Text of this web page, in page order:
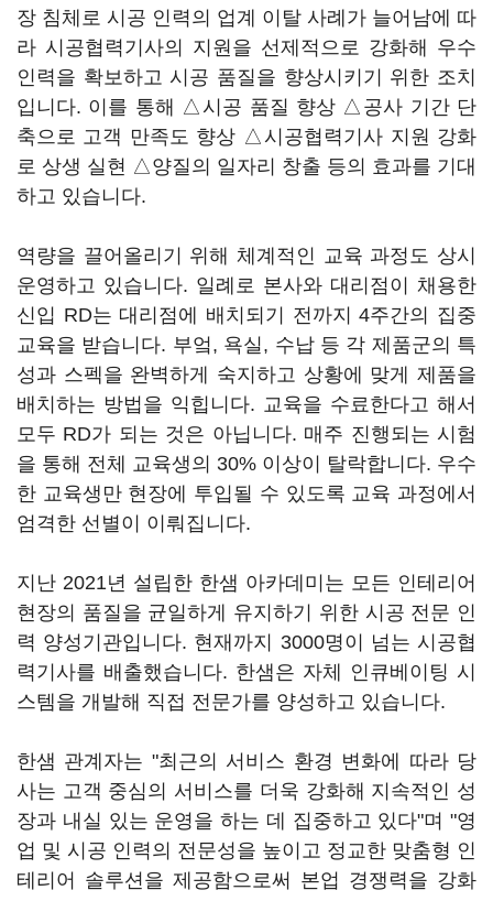
장 침체로 시공 인력의 업계 이탈 사례가 늘어남에 따
라 시공협력기사의 지원을 선제적으로 강화해 우수
인력을 확보하고 시공 품질을 향상시키기 위한 조치
입니다. 이를 통해 △시공 품질 향상 △공사 기간 단
축으로 고객 만족도 향상 △시공협력기사 지원 강화
로 상생 실현 △양질의 일자리 창출 등의 효과를 기대
하고 있습니다.
역량을 끌어올리기 위해 체계적인 교육 과정도 상시
운영하고 있습니다. 일례로 본사와 대리점이 채용한
신입 RD는 대리점에 배치되기 전까지 4주간의 집중
교육을 받습니다. 부엌, 욕실, 수납 등 각 제품군의 특
성과 스펙을 완벽하게 숙지하고 상황에 맞게 제품을
배치하는 방법을 익힙니다. 교육을 수료한다고 해서
모두 RD가 되는 것은 아닙니다. 매주 진행되는 시험
을 통해 전체 교육생의 30% 이상이 탈락합니다. 우수
한 교육생만 현장에 투입될 수 있도록 교육 과정에서
엄격한 선별이 이뤄집니다.
지난 2021년 설립한 한샘 아카데미는 모든 인테리어
현장의 품질을 균일하게 유지하기 위한 시공 전문 인
력 양성기관입니다. 현재까지 3000명이 넘는 시공협
력기사를 배출했습니다. 한샘은 자체 인큐베이팅 시
스템을 개발해 직접 전문가를 양성하고 있습니다.
한샘 관계자는 "최근의 서비스 환경 변화에 따라 당
사는 고객 중심의 서비스를 더욱 강화해 지속적인 성
장과 내실 있는 운영을 하는 데 집중하고 있다"며 "영
업 및 시공 인력의 전문성을 높이고 정교한 맞춤형 인
테리어 솔루션을 제공함으로써 본업 경쟁력을 강화